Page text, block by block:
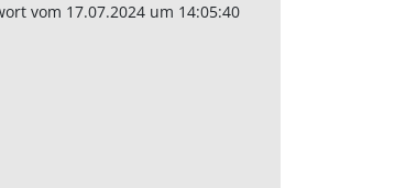
vom 17.07.2024 um 14:05:40